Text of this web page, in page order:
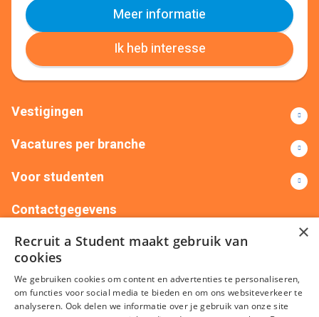
Meer informatie
Ik heb interesse
Vestigingen
Vacatures per branche
Voor studenten
Contactgegevens
+31(0)88 522 00 76
info@recruitastudent.nl
Alle vestigingen
×
Recruit a Student maakt gebruik van
cookies
We gebruiken cookies om content en advertenties te personaliseren,
om functies voor social media te bieden en om ons websiteverkeer te
analyseren. Ook delen we informatie over je gebruik van onze site